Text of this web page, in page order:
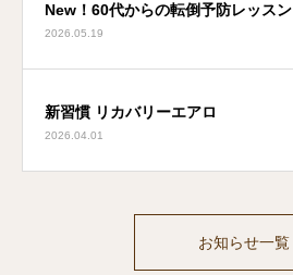
New！60代からの転倒予防レッスン
2026.05.19
新習慣 リカバリーエアロ
2026.04.01
お知らせ一覧